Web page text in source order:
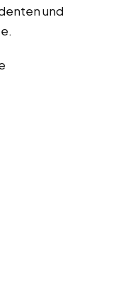
und